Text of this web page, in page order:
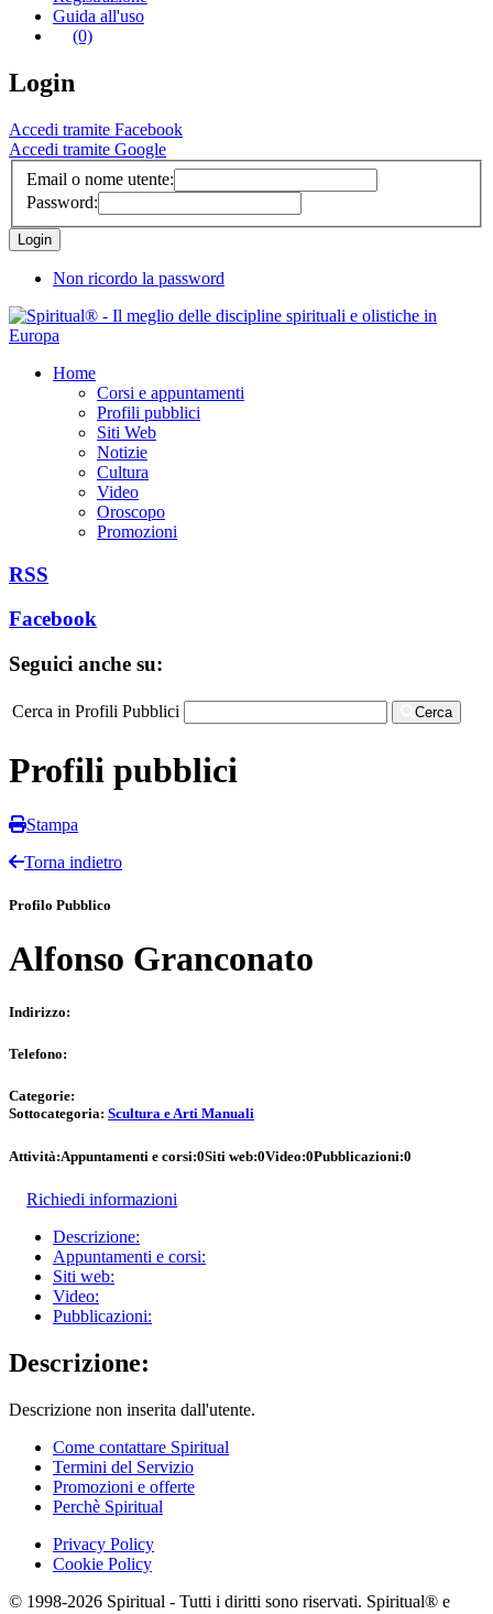
Guida all'uso
(0)
Login
Accedi tramite Facebook
Accedi tramite Google
Email o nome utente:
Password:
Non ricordo la password
Home
Corsi e appuntamenti
Profili pubblici
Siti Web
Notizie
Cultura
Video
Oroscopo
Promozioni
RSS
Facebook
Seguici anche su:
Cerca in Profili Pubblici Cerca
Profili pubblici
Stampa
Torna indietro
Profilo Pubblico
Alfonso Granconato
Indirizzo:
Telefono:
Categorie:
Sottocategoria: Scultura e Arti Manuali
Attività:Appuntamenti e corsi:0Siti web:0Video:0Pubblicazioni:0
Richiedi informazioni
Descrizione:
Appuntamenti e corsi:
Siti web:
Video:
Pubblicazioni:
Descrizione:
Descrizione non inserita dall'utente.
Come contattare Spiritual
Termini del Servizio
Promozioni e offerte
Perchè Spiritual
Privacy Policy
Cookie Policy
© 1998-2026 Spiritual - Tutti i diritti sono riservati. Spiritual® e